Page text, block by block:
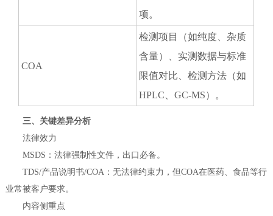
项。
COA
检测项目（如纯度、杂质
含量）、实测数据与标准
限值对比、检测方法（如
HPLC、GC-MS）。
三、关键差异分析
法律效力
MSDS：法律强制性文件，出口必备。
TDS/产品说明书/COA：无法律约束力，但COA在医药、食品等行
业常被客户要求。
内容侧重点